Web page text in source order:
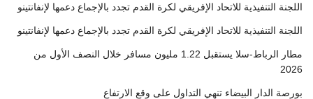
اللجنة التنفيذية للاتحاد الإفريقي لكرة القدم تجدد بالإجماع دعمها لإنفانتينو
اللجنة التنفيذية للاتحاد الإفريقي لكرة القدم تجدد بالإجماع دعمها لإنفانتينو
مطار الرباط-سلا يستقبل 1.22 مليون مسافر خلال النصف الأول من
2026
بورصة الدار البيضاء تنهي التداول على وقع الارتفاع